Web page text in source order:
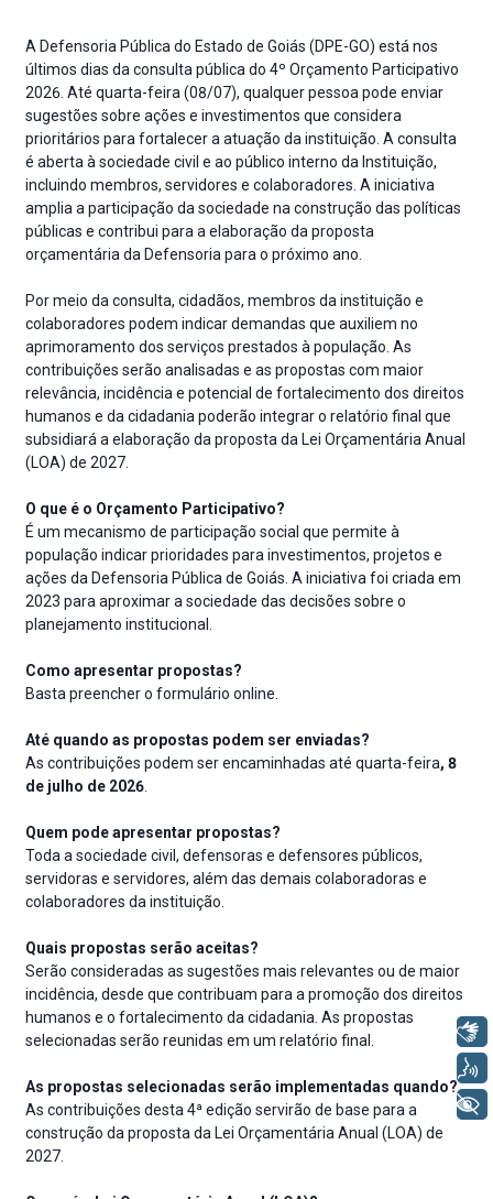
A Defensoria Pública do Estado de Goiás (DPE-GO) está nos
últimos dias da consulta pública do 4º Orçamento Participativo
2026. Até quarta-feira (08/07), qualquer pessoa pode enviar
sugestões sobre ações e investimentos que considera
prioritários para fortalecer a atuação da instituição. A consulta
é aberta à sociedade civil e ao público interno da Instituição,
incluindo membros, servidores e colaboradores. A iniciativa
amplia a participação da sociedade na construção das políticas
públicas e contribui para a elaboração da proposta
orçamentária da Defensoria para o próximo ano.
Por meio da consulta, cidadãos, membros da instituição e
colaboradores podem indicar demandas que auxiliem no
aprimoramento dos serviços prestados à população. As
contribuições serão analisadas e as propostas com maior
relevância, incidência e potencial de fortalecimento dos direitos
humanos e da cidadania poderão integrar o relatório final que
subsidiará a elaboração da proposta da Lei Orçamentária Anual
(LOA) de 2027.
O que é o Orçamento Participativo?
É um mecanismo de participação social que permite à
população indicar prioridades para investimentos, projetos e
ações da Defensoria Pública de Goiás. A iniciativa foi criada em
2023 para aproximar a sociedade das decisões sobre o
planejamento institucional.
Como apresentar propostas?
Basta preencher o formulário online
Até quando as propostas podem ser enviadas?
As contribuições podem ser encaminhadas até quarta-feira, 8
de julho de 2026
Quem pode apresentar propostas?
Toda a sociedade civil, defensoras e defensores públicos,
servidoras e servidores, além das demais colaboradoras e
colaboradores da instituição.
Quais propostas serão aceitas?
Serão consideradas as sugestões mais relevantes ou de maior
incidência, desde que contribuam para a promoção dos direitos
humanos e o fortalecimento da cidadania. As propostas
selecionadas serão reunidas em um relatório final.
As propostas selecionadas serão implementadas quando?
As contribuições desta 4ª edição servirão de base para a
construção da proposta da Lei Orçamentária Anual (LOA) de
2027.
+ Acessibilidade